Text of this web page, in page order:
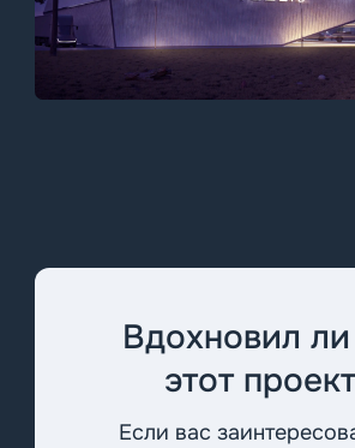
Вдохновил
этот
Если вас